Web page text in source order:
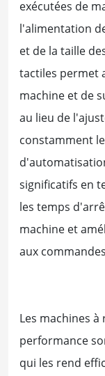
exécutées de
l'alimentation
et de la taille
tactiles permet
machine et de
au lieu de
constamment
significatifs en
les temps
machine et
aux
Les machines
performance
qui les rend